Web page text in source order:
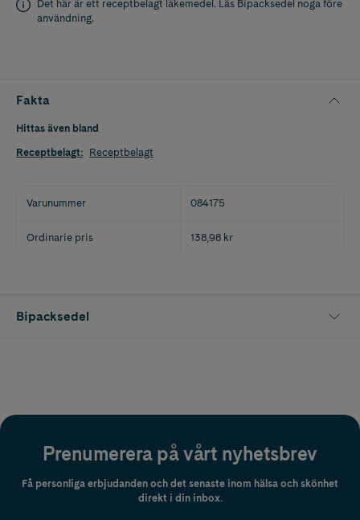
Det här är ett receptbelagt läkemedel. Läs Bipacksedel noga före
användning.
Fakta
Hittas även bland
Receptbelagt: Receptbelagt
Varunummer 084175
Ordinarie pris 138,98 kr
Bipacksedel
Prenumerera på vårt nyhetsbrev
Få personliga erbjudanden och det senaste inom hälsa och skönhet
direkt i din inbox.